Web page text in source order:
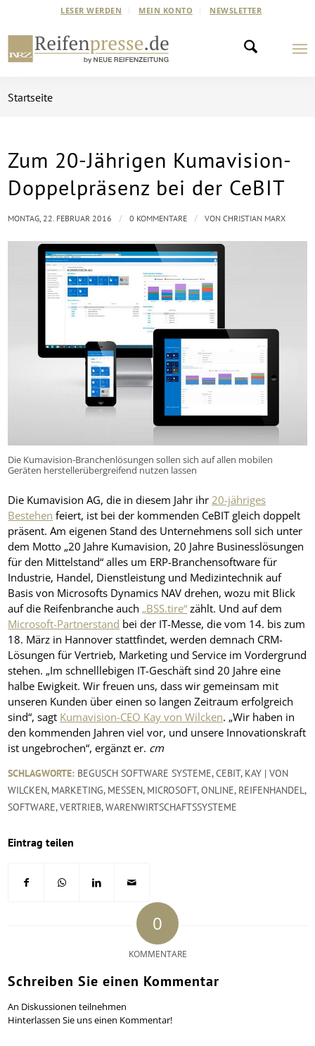
LESER WERDEN MEIN KONTO NEWSLETTER
Startseite
Zum 20-Jährigen Kumavision-
Doppelpräsenz bei der CeBIT
Die Kumavision-Branchenlösungen sollen sich auf allen mobilen
Geräten herstellerübergreifend nutzen lassen
Die Kumavision AG, die in diesem Jahr ihr20-jähriges
Bestehen feiert, ist bei der kommenden CeBIT gleich doppelt
präsent. Am eigenen Stand des Unternehmens soll sich unter
dem Motto „20 Jahre Kumavision, 20 Jahre Businesslösungen
für den Mittelstand“ alles um ERP-Branchensoftware für
Industrie, Handel, Dienstleistung und Medizintechnik auf
Basis von Microsofts Dynamics NAV drehen, wozu mit Blick
auf die Reifenbranche auch „BSS.tire“ zählt. Und auf dem
Microsoft-Partnerstand bei der IT-Messe, die vom 14. bis zum
18. März in Hannover stattfindet, werden demnach CRM-
Lösungen für Vertrieb, Marketing und Service im Vordergrund
stehen. „Im schnelllebigen IT-Geschäft sind 20 Jahre eine
halbe Ewigkeit. Wir freuen uns, dass wir gemeinsam mit
unseren Kunden über einen so langen Zeitraum erfolgreich
sind“, sagt Kumavision-CEO Kay von Wilcken. „Wir haben in
den kommenden Jahren viel vor, und unsere Innovationskraft
ist ungebrochen“, ergänzt er. cm
MONTAG, 22. FEBRUAR 2016 / 0 KOMMENTARE / VONCHRISTIAN MARX
SCHLAGWORTE: BEGUSCH SOFTWARE SYSTEME,CEBIT, KAY | VON
WILCKEN, MARKETING, MESSEN, MICROSOFT,ONLINE, REIFENHANDEL,
SOFTWARE,VERTRIEB,WARENWIRTSCHAFTSSYSTEME
Eintrag teilen
0
KOMMENTARE
Schreiben Sie einen Kommentar
An Diskussionen teilnehmen
Hinterlassen Sie uns einen Kommentar!